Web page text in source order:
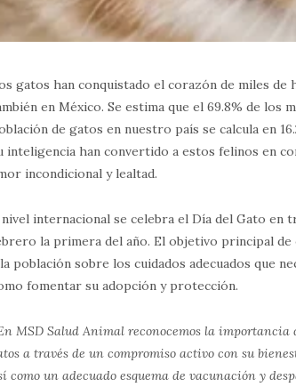
gatos han conquistado el corazón de miles de
en México. Se estima que el 69.8% de los
de gatos en nuestro país se calcula en
inteligencia han convertido a estos felinos en
incondicional y lealtad.
nivel internacional se celebra el Día del Gato en
la primera del año. El objetivo principal de
población sobre los cuidados adecuados que
fomentar su adopción y protección.
MSD Salud Animal reconocemos la
a través de un compromiso activo con su
como un adecuado esquema de vacunación y